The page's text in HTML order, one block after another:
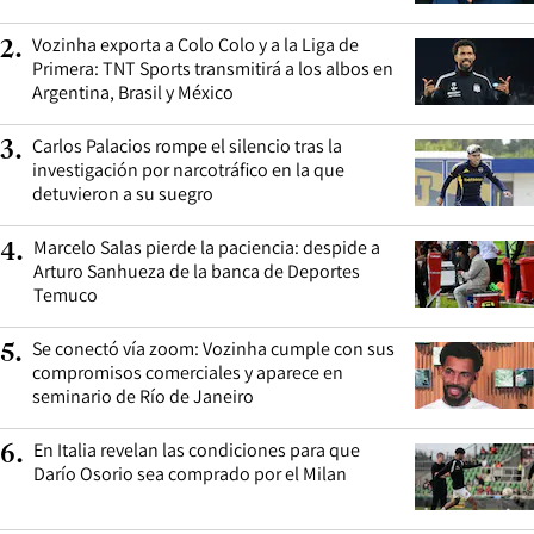
2. Vozinha exporta a Colo Colo y a la Liga de
Primera: TNT Sports transmitirá a los albos en
Argentina, Brasil y México
3. Carlos Palacios rompe el silencio tras la
investigación por narcotráfico en la que
detuvieron a su suegro
4. Marcelo Salas pierde la paciencia: despide a
Arturo Sanhueza de la banca de Deportes
Temuco
5. Se conectó vía zoom: Vozinha cumple con sus
compromisos comerciales y aparece en
seminario de Río de Janeiro
6. En Italia revelan las condiciones para que
Darío Osorio sea comprado por el Milan